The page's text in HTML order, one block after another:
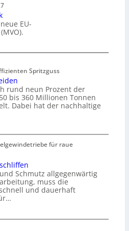
EU-
Spritzguss
rund neun Prozent der
bis 360 Millionen Tonnen
Dabei hat der nachhaltige
für raue
Schmutz allgegenwärtig
muss die
und dauerhaft